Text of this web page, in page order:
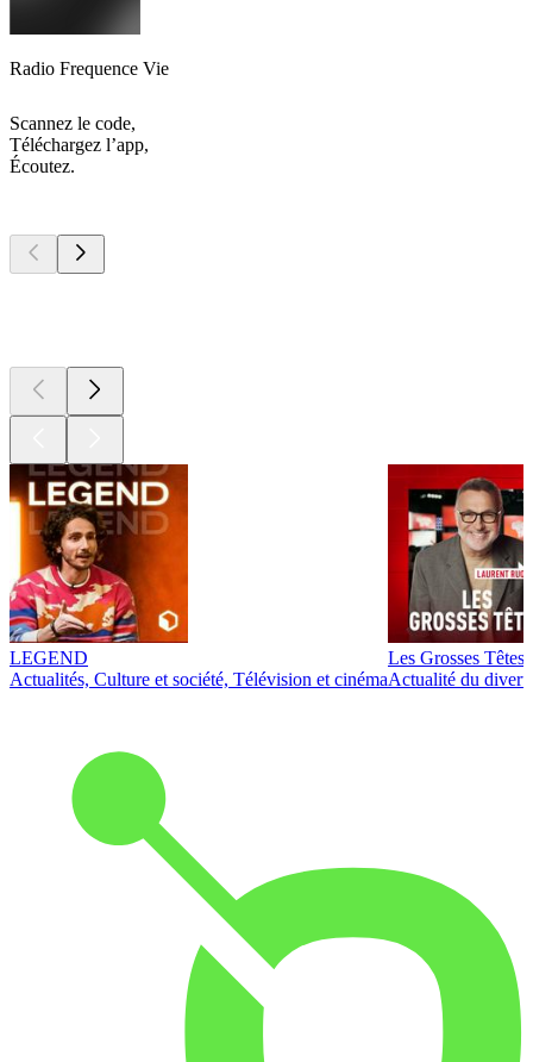
Radio Frequence Vie
Scannez le code,
Téléchargez l’app,
Écoutez.
LEGEND
Actualités, Culture et société, Télévision et cinéma
Les Grosses Têtes
Actualité du